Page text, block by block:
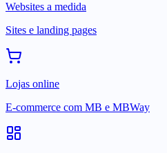
Websites a medida
Sites e landing pages
Lojas online
E-commerce com MB e MBWay